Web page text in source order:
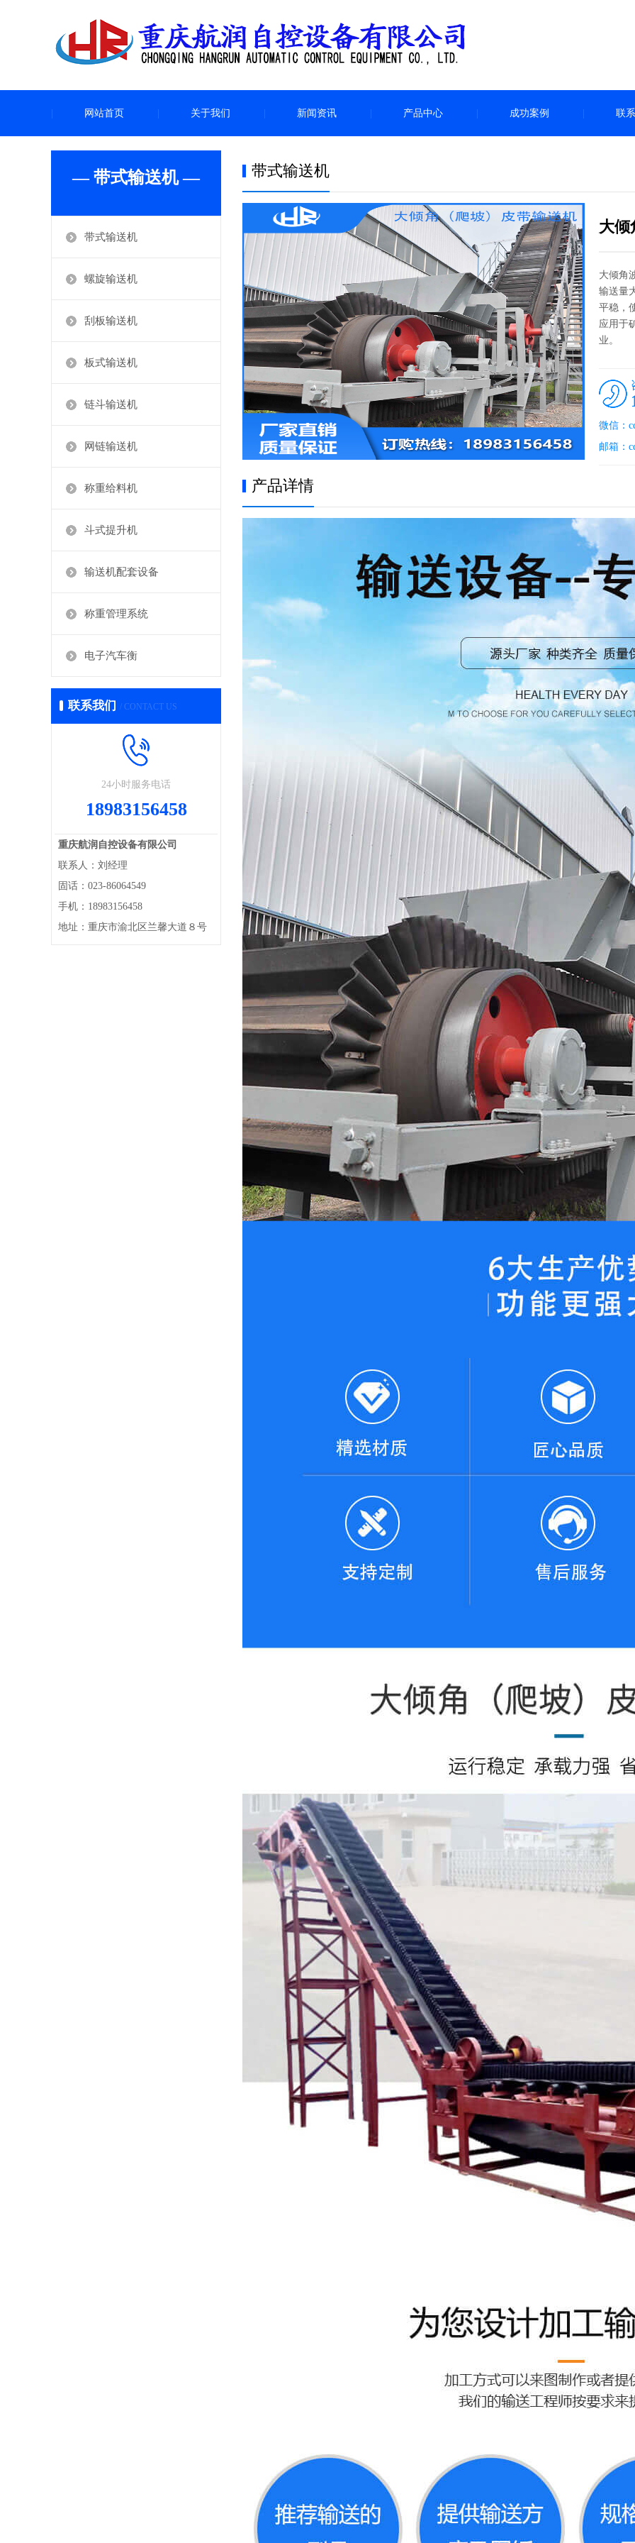
网站首页 关于我们 新闻资讯 产品中心 成功案例 联
— 带式输送机 —
带式输送机
螺旋输送机
刮板输送机
板式输送机
链斗输送机
网链输送机
称重给料机
斗式提升机
输送机配套设备
称重管理系统
电子汽车衡
联系我们 / CONTACT US
24小时服务电话
18983156458
重庆航润自控设备有限公司
联系人：刘经理
固话：023-86064549
手机：18983156458
地址：重庆市渝北区兰馨大道８号
带式输送机
大倾
大倾角
输送量
平稳，
应用于
业。
微信：
邮箱：
产品详情